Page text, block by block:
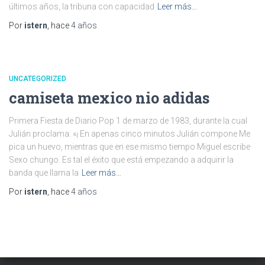
últimos años, la tribuna con capacidad
Leer más…
Por istern , hace4 años
UNCATEGORIZED
camiseta mexico nio adidas
Primera Fiesta de Diario Pop 1 de marzo de 1983, durante la cual
Julián proclama: «¡ En apenas cinco minutos Julián compone Me
pica un huevo, mientras que en ese mismo tiempo Miguel escribe
Sexo chungo. Es tal el éxito que está empezando a adquirir la
banda que llama la
Leer más…
Por istern , hace4 años